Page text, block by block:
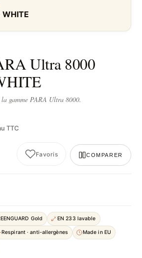
WHITE
Ultra 8000
gamme PARA Ultra 8000.
TTC
Favoris COMPARER
Gold EN 233 lavable
Respirant · anti-allergènes Made in EU